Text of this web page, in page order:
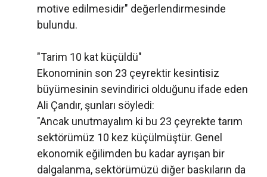
motive edilmesidir" değerlendirmesinde
bulundu.
"Tarim 10 kat küçüldü"
Ekonominin son 23 çeyrektir kesintisiz
büyümesinin sevindirici olduğunu ifade eden
Ali Çandır, şunları söyledi:
"Ancak unutmayalım ki bu 23 çeyrekte tarım
sektörümüz 10 kez küçülmüştür. Genel
ekonomik eğilimden bu kadar ayrışan bir
dalgalanma, sektörümüzü diğer baskıların da